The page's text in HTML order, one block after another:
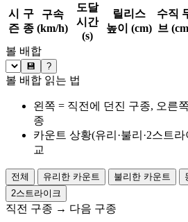
시
즌
구
종
구속
(km/h)
도달
시간
(s)
릴리스
높이 (cm)
수직
브
볼 배합
💾 ?
볼 배합 읽는 법
왼쪽 = 직전에 던진 구종, 오른
종
카운트 상황(유리·불리·2스트
교
전체 유리한 카운트 불리한 카운트
2스트라이크
직전 구종 → 다음 구종